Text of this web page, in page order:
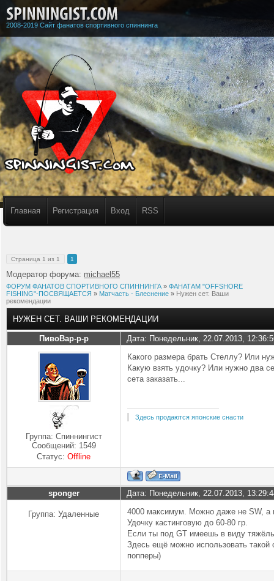
2008-2019 Сайт фанатов спортивного спиннинга
Главная Регистрация Вход RSS
Страница 1 из 1 1
Модератор форума: michael55
ФОРУМ ФАНАТОВ СПОРТИВНОГО СПИННИНГА » ФАНАТАМ "OFFSHORE
FISHING"-ПОСВЯЩАЕТСЯ » Матчасть - Блеснение » Нужен сет. Ваши
рекомендации
НУЖЕН СЕТ. ВАШИ РЕКОМЕНДАЦИИ
ПивоВар-р-р Дата: Понедельник, 22.07.2013,
Группа: Спиннингист
Сообщений: 1549
Статус:Offline
Какого размера брать Стеллу? Или
Какую взять удочку? Или нужно два
сета заказать...
Здесь продаются японские снасти
sponger Дата: Понедельник, 22.07.2013,
Группа: Удаленные
4000 максимум. Можно даже не SW, а
Удочку кастинговую до 60-80 гр.
Если ты под GT имеешь в виду
Здесь ещё можно использовать такой
попперы)